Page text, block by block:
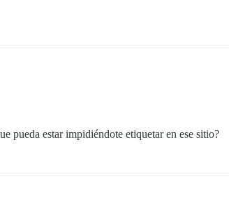
pueda estar impidiéndote etiquetar en ese sitio?